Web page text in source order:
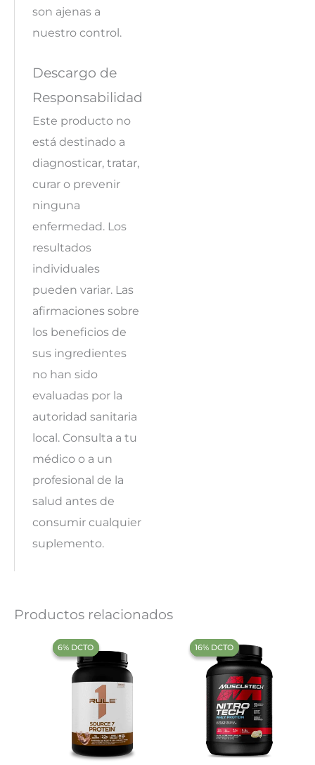
son ajenas a
nuestro control.
Descargo de
Responsabilidad
Este producto no
está destinado a
diagnosticar, tratar,
curar o prevenir
ninguna
enfermedad. Los
resultados
individuales
pueden variar. Las
afirmaciones sobre
los beneficios de
sus ingredientes
no han sido
evaluadas por la
autoridad sanitaria
local. Consulta a tu
médico o a un
profesional de la
salud antes de
consumir cualquier
suplemento.
Productos relacionados
‍6% DCTO‍‍
‍6% DCTO‍‍ ‍16% DCTO‍‍
‍16% DCTO‍‍